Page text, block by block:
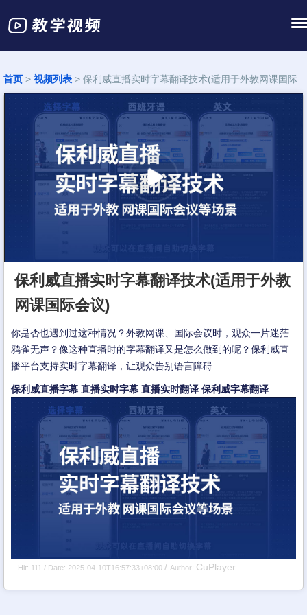
首页 > 视频列表 > 保利威直播实时字幕翻译技术(适用于外教网课国际
保利威直播实时字幕翻译技术(适用于外教
网课国际会议)
你是否也遇到过这种情况？外教网课、国际会议时，观众一片迷茫
鸦雀无声？像这种直播时的字幕翻译又是怎么做到的呢？保利威直
播平台支持实时字幕翻译，让观众告别语言障碍
保利威直播字幕 直播实时字幕 直播实时翻译 保利威字幕翻译
Hit: 111 / Date: 2025-04-10T16:57:33+08:00 / Author: CuPlayer